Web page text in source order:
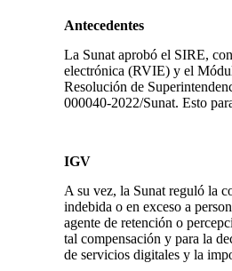
Antecedentes
La Sunat aprobó el SIRE,
electrónica (RVIE) y el
Resolución de
000040-2022/Sunat. Esto
IGV
A su vez, la Sunat reguló la
indebida o en exceso a
agente de retención o
tal compensación y para la
de servicios digitales y la